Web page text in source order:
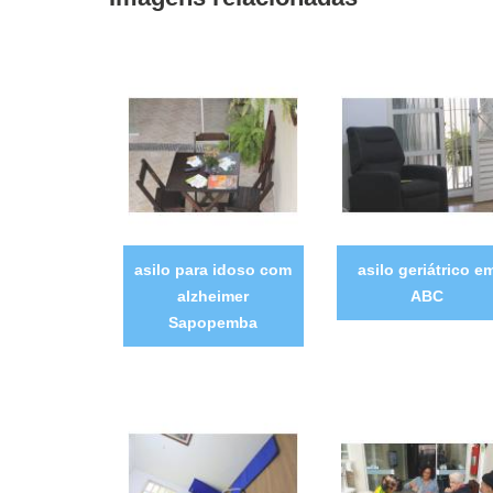
asilo para idoso com
alzheimer
Sapopemba
asilo geriátrico
ABC